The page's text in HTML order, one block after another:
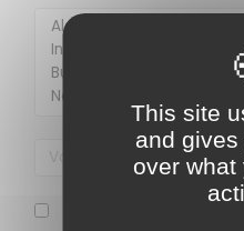
Membre de
This site
and
over what